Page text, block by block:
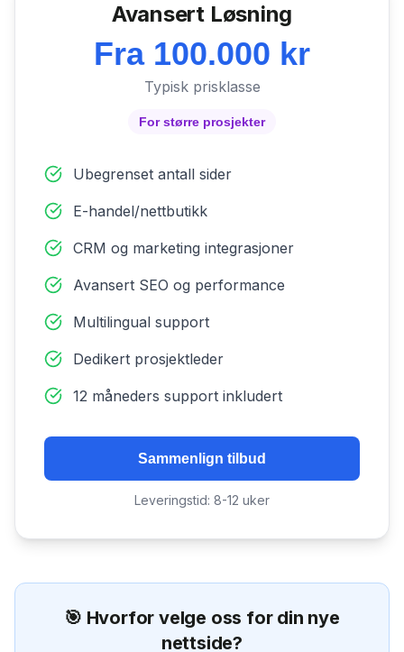
Avansert Løsning
Fra 100.000 kr
Typisk prisklasse
For større prosjekter
Ubegrenset antall sider
E-handel/nettbutikk
CRM og marketing integrasjoner
Avansert SEO og performance
Multilingual support
Dedikert prosjektleder
12 måneders support inkludert
Sammenlign tilbud
Leveringstid: 8-12 uker
🎯 Hvorfor velge oss for din nye
nettside?